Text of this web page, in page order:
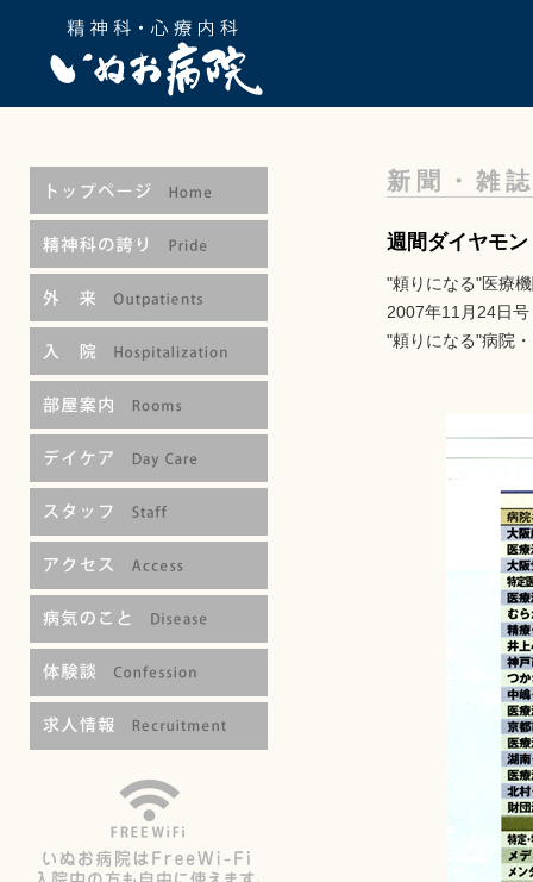
新聞・雑
週間ダイヤモン
"頼りになる"医療
2007年11月24日号
"頼りになる"病院